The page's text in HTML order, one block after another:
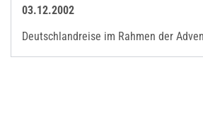
03.12.2002
Deutschlandreise im Rahmen der